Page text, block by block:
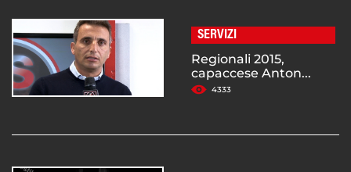
SERVIZI
Regionali 2015,
capaccese Anton...
4333